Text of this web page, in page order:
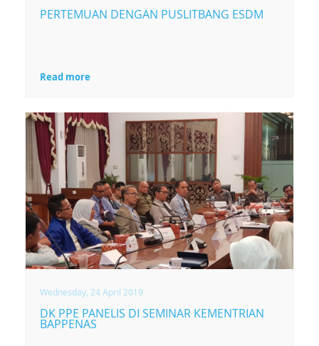
PERTEMUAN DENGAN PUSLITBANG ESDM
Read more
Wednesday, 24 April 2019
DK PPE PANELIS DI SEMINAR KEMENTRIAN
BAPPENAS